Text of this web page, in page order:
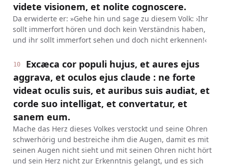
videte visionem, et nolite cognoscere.
Da erwiderte er: »Gehe hin und sage zu diesem Volk: ›Ihr
sollt immerfort hören und doch kein Verständnis haben,
und ihr sollt immerfort sehen und doch nicht erkennen!‹
10
Excæca cor populi hujus, et aures ejus
aggrava, et oculos ejus claude : ne forte
videat oculis suis, et auribus suis audiat, et
corde suo intelligat, et convertatur, et
sanem eum.
Mache das Herz dieses Volkes verstockt und seine Ohren
schwerhörig und bestreiche ihm die Augen, damit es mit
seinen Augen nicht sieht und mit seinen Ohren nicht hört
und sein Herz nicht zur Erkenntnis gelangt, und es sich